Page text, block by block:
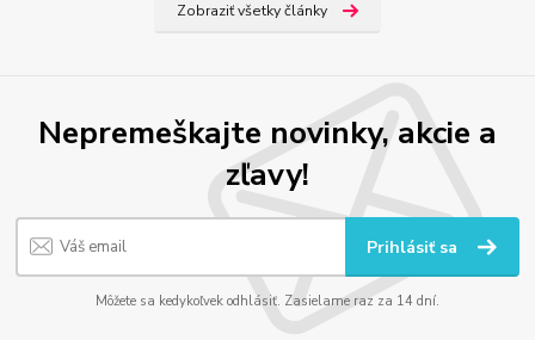
Zobraziť všetky články
Nepremeškajte novinky, akcie a
zľavy!
Prihlásiť sa
Môžete sa kedykoľvek odhlásiť. Zasielame raz za 14 dní.